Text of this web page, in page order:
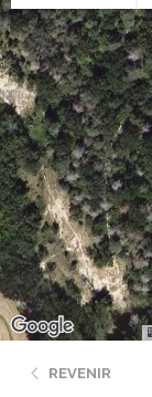
REVENIR